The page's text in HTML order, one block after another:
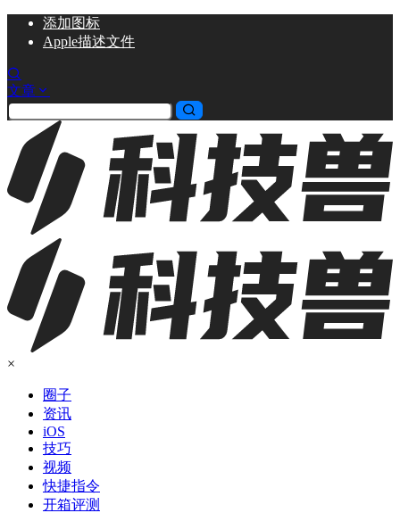
添加图标
Apple描述文件
文章
×
圈子
资讯
iOS
技巧
视频
快捷指令
开箱评测